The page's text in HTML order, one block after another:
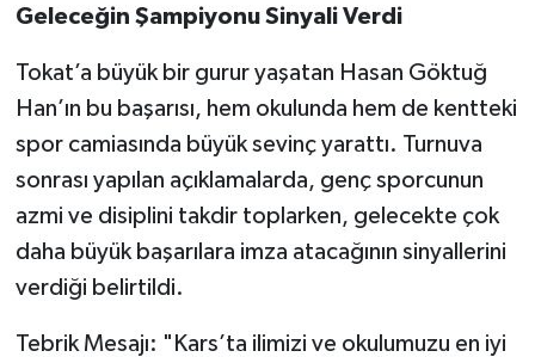
Geleceğin Şampiyonu Sinyali Verdi
Tokat’a büyük bir gurur yaşatan Hasan Göktuğ
Han’ın bu başarısı, hem okulunda hem de kentteki
spor camiasında büyük sevinç yarattı. Turnuva
sonrası yapılan açıklamalarda, genç sporcunun
azmi ve disiplini takdir toplarken, gelecekte çok
daha büyük başarılara imza atacağının sinyallerini
verdiği belirtildi.
Tebrik Mesajı: "Kars’ta ilimizi ve okulumuzu en iyi